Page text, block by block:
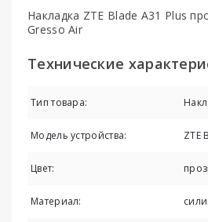
Накладка ZTE Blade A31 Plus
Gresso Air
Технические
Тип товара:
Модель устройства: ZTE
Цвет:
Материал: